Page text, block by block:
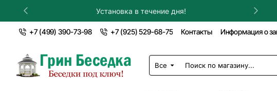
Установка в течение дня!
+7 (499) 390-73-98 +7 (925) 529-68-75 Контакты Информация о
Все
Поиск
по